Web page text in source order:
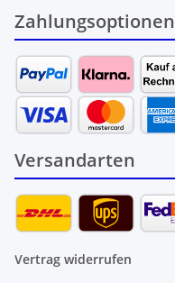
Zahlungsoptionen
Versandarten
Vertrag widerrufen